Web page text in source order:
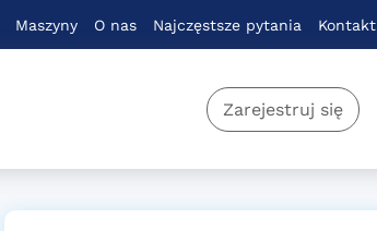
Maszyny O nas Najczęstsze pytania Kontakt
Zarejestruj się